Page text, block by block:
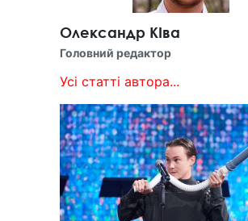
Олександр КІва
Головний редактор
Усі статті автора...